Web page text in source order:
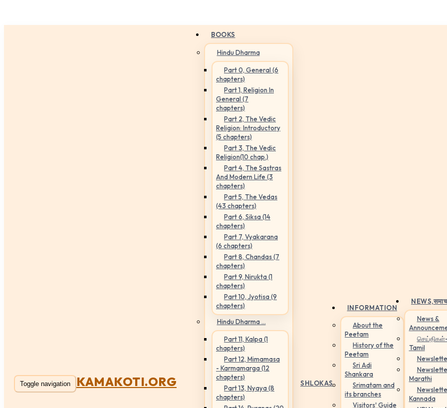
Toggle navigation KAMAKOTI.ORG
BOOKS
Hindu Dharma
Part 0, General (6
chapters)
Part 1, Religion In
General (7
chapters)
Part 2, The Vedic
Religion: Introductory
(5 chapters)
Part 3, The Vedic
Religion(10 chap.)
Part 4, The Sastras
And Modern Life (3
chapters)
Part 5, The Vedas
(43 chapters)
Part 6, Siksa (14
chapters)
Part 7, Vyakarana
(6 chapters)
Part 8, Chandas (7
chapters)
Part 9, Nirukta (1
chapters)
Part 10, Jyotisa (9
chapters)
Hindu Dharma ...
Part 11, Kalpa (1
chapters)
Part 12, Mimamasa
- Karmamarga (12
chapters)
Part 13, Nyaya (8
chapters)
SHLOKAS
INFORMATION
About the
Peetam
History of the
Peetam
Sri Adi
Shankara
Srimatam and
its branches
Visitors' Guide
NEWS,
News &
Tamil
Marathi
Kannada